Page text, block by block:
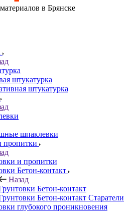
в Брянске
штукатурка
штукатурка
шпаклевки
пропитки
и пропитки
Бетон-контакт
Назад
Бетон-контакт
Бетон-контакт Старатели
глубокого проникновения